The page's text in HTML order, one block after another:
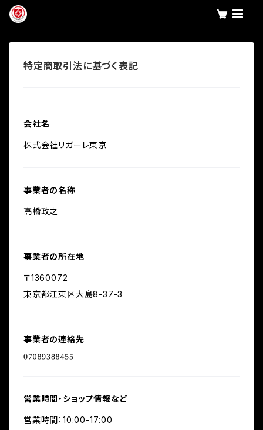
特定商取引法に基づく表記
会社名
株式会社リガーレ東京
事業者の名称
高橋政之
事業者の所在地
〒1360072
東京都江東区大島8-37-3
事業者の連絡先
営業時間・ショップ情報など
営業時間：10:00-17:00